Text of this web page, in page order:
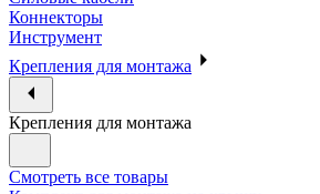
Коннекторы
Инструмент
Крепления для монтажа
Крепления для монтажа
Смотреть все товары